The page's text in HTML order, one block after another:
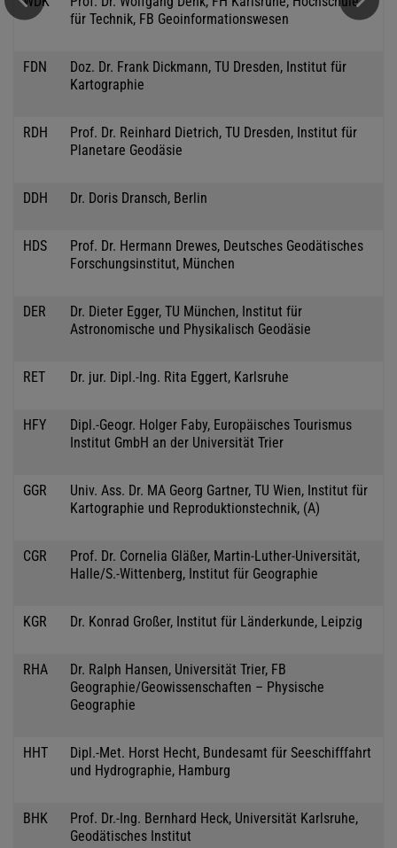
für Technik, FB Geoinformationswesen
FDN
Doz. Dr. Frank Dickmann, TU Dresden, Institut für
Kartographie
RDH
Prof. Dr. Reinhard Dietrich, TU Dresden, Institut für
Planetare Geodäsie
DDH Dr. Doris Dransch, Berlin
HDS
Prof. Dr. Hermann Drewes, Deutsches Geodätisches
Forschungsinstitut, München
DER
Dr. Dieter Egger, TU München, Institut für
Astronomische und Physikalisch Geodäsie
RET Dr. jur. Dipl.-Ing. Rita Eggert, Karlsruhe
HFY
Dipl.-Geogr. Holger Faby, Europäisches Tourismus
Institut GmbH an der Universität Trier
GGR
Univ. Ass. Dr. MA Georg Gartner, TU Wien, Institut für
Kartographie und Reproduktionstechnik, (A)
CGR
Prof. Dr. Cornelia Gläßer, Martin-Luther-Universität,
Halle/S.-Wittenberg, Institut für Geographie
KGR Dr. Konrad Großer, Institut für Länderkunde, Leipzig
RHA
Dr. Ralph Hansen, Universität Trier, FB
Geographie/Geowissenschaften – Physische
Geographie
HHT
Dipl.-Met. Horst Hecht, Bundesamt für Seeschifffahrt
und Hydrographie, Hamburg
BHK
Prof. Dr.-Ing. Bernhard Heck, Universität Karlsruhe,
Geodätisches Institut